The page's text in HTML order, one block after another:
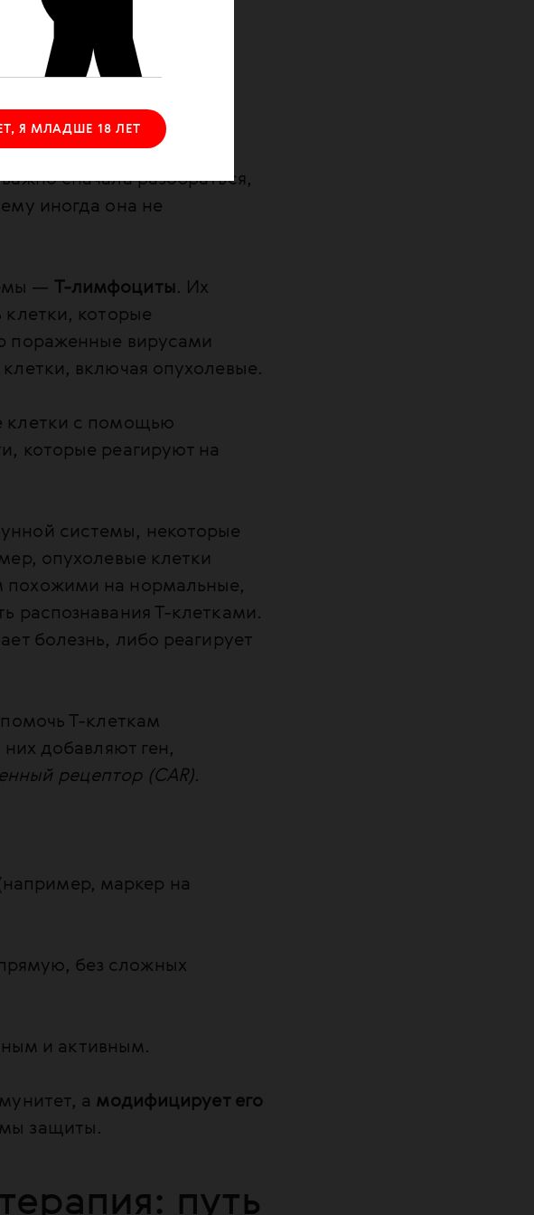
Я МЛАДШЕ 18 ЛЕТ
и
сначала разобраться,
иногда она не
— Т-лимфоциты . Их
клетки, которые
пораженные вирусами
включая опухолевые.
клетки с помощью
которые реагируют на
системы, некоторые
опухолевые клетки
похожими на нормальные,
распознавания Т-клетками.
болезнь, либо реагирует
Т-клеткам
добавляют ген,
рецептор (CAR).
маркер на
без сложных
и активным.
а модифицирует его
защиты.
путь